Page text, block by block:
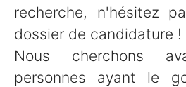
recherche, n'hésitez
dossier de candidature !
Nous cherchons
personnes ayant le